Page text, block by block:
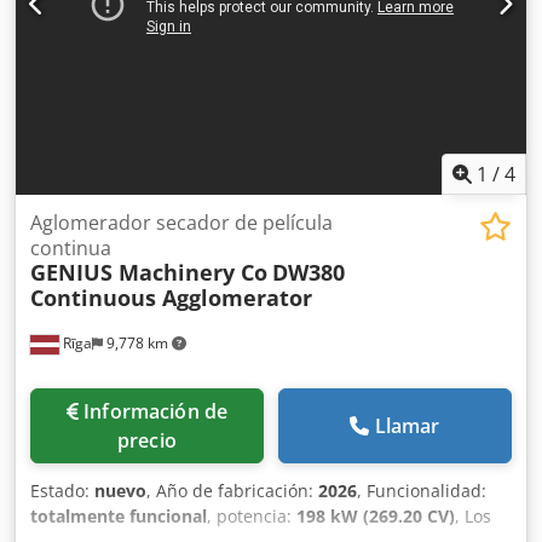
1 /4
Rīga 9,778 km
Aglomerador secador de película
continua
GENIUS Machinery Co DW380
Continuous Agglomerator
Información de
precio
Llamar
Estado: nuevo, Año de fabricación: 2026, Funcionalidad:
totalmente funcional, potencia: 198 kW (269.20 CV), Los